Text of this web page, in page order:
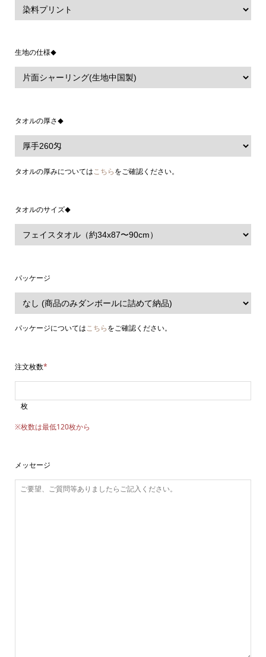
生地の仕様◆
タオルの厚さ◆
タオルの厚みについてはこちらをご確認ください。
タオルのサイズ◆
パッケージ
パッケージについてはこちらをご確認ください。
注文枚数*
枚
※枚数は最低120枚から
メッセージ